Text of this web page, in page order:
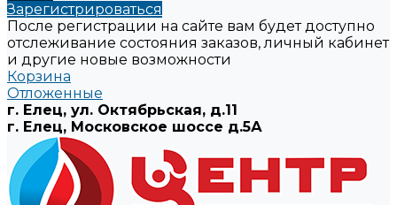
Зарегистрироваться
После регистрации на сайте вам будет доступно
отслеживание состояния заказов, личный кабинет
и другие новые возможности
Корзина
Отложенные
г. Елец, ул. Октябрьская, д.11
г. Елец, Московское шоссе д.5А